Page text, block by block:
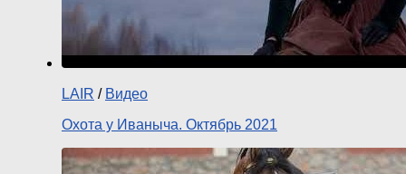
LAIR / Видео
Охота у Иваныча. Октябрь 2021